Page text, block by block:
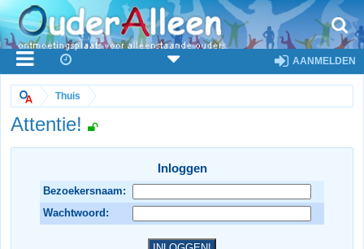
AANMELDEN
Thuis
Attentie!
Inloggen
Bezoekersnaam:
Wachtwoord: